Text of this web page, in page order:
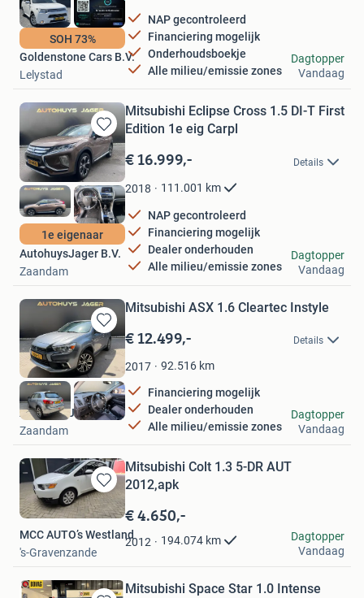
SOH 73%
NAP gecontroleerd
Financiering mogelijk
Onderhoudsboekje
Alle milieu/emissie zones
Goldenstone Cars B.V.
Lelystad
Dagtopper
Vandaag
Bewaren
in
Mijn
Favorieten
1e eigenaar
Mitsubishi Eclipse Cross 1.5 DI-T First
Edition 1e eig Carpl
€ 16.999,- Details
2018 111.001 km
NAP gecontroleerd
Financiering mogelijk
Dealer onderhouden
Alle milieu/emissie zones
AutohuysJager B.V.
Zaandam
Dagtopper
Vandaag
Bewaren
in
Mijn
Favorieten
Mitsubishi ASX 1.6 Cleartec Instyle
€ 12.499,- Details
2017 92.516 km
Financiering mogelijk
Dealer onderhouden
Alle milieu/emissie zones
AutohuysJager B.V.
Zaandam
Dagtopper
Vandaag
Bewaren
in
Favorieten
Mitsubishi Colt 1.3 5-DR AUT
2012,apk
€ 4.650,-
2012 194.074 km
MCC AUTO’s Westland
's-Gravenzande
Dagtopper
Vandaag
Mitsubishi Space Star 1.0 Intense